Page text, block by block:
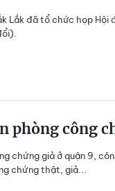
Lắk đã tổ chức họp Hội
phòng công
chứng giả ở quận 9,
chứng thật, giả...